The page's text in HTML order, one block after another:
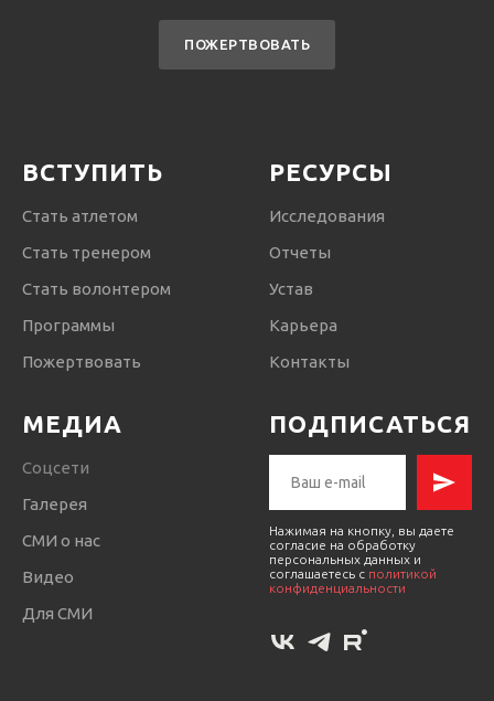
ПОЖЕРТВОВАТЬ
ВСТУПИТЬ
Стать атлетом
Стать тренером
Стать волонтером
Программы
Пожертвовать
РЕСУРСЫ
Исследования
Отчеты
Устав
Карьера
Контакты
МЕДИА
Соцсети
Галерея
СМИ о нас
Видео
Для СМИ
ПОДПИСАТЬСЯ
Нажимая на кнопку, вы даете
согласие на обработку
персональных данных и
соглашаетесь c политикой
конфиденциальности